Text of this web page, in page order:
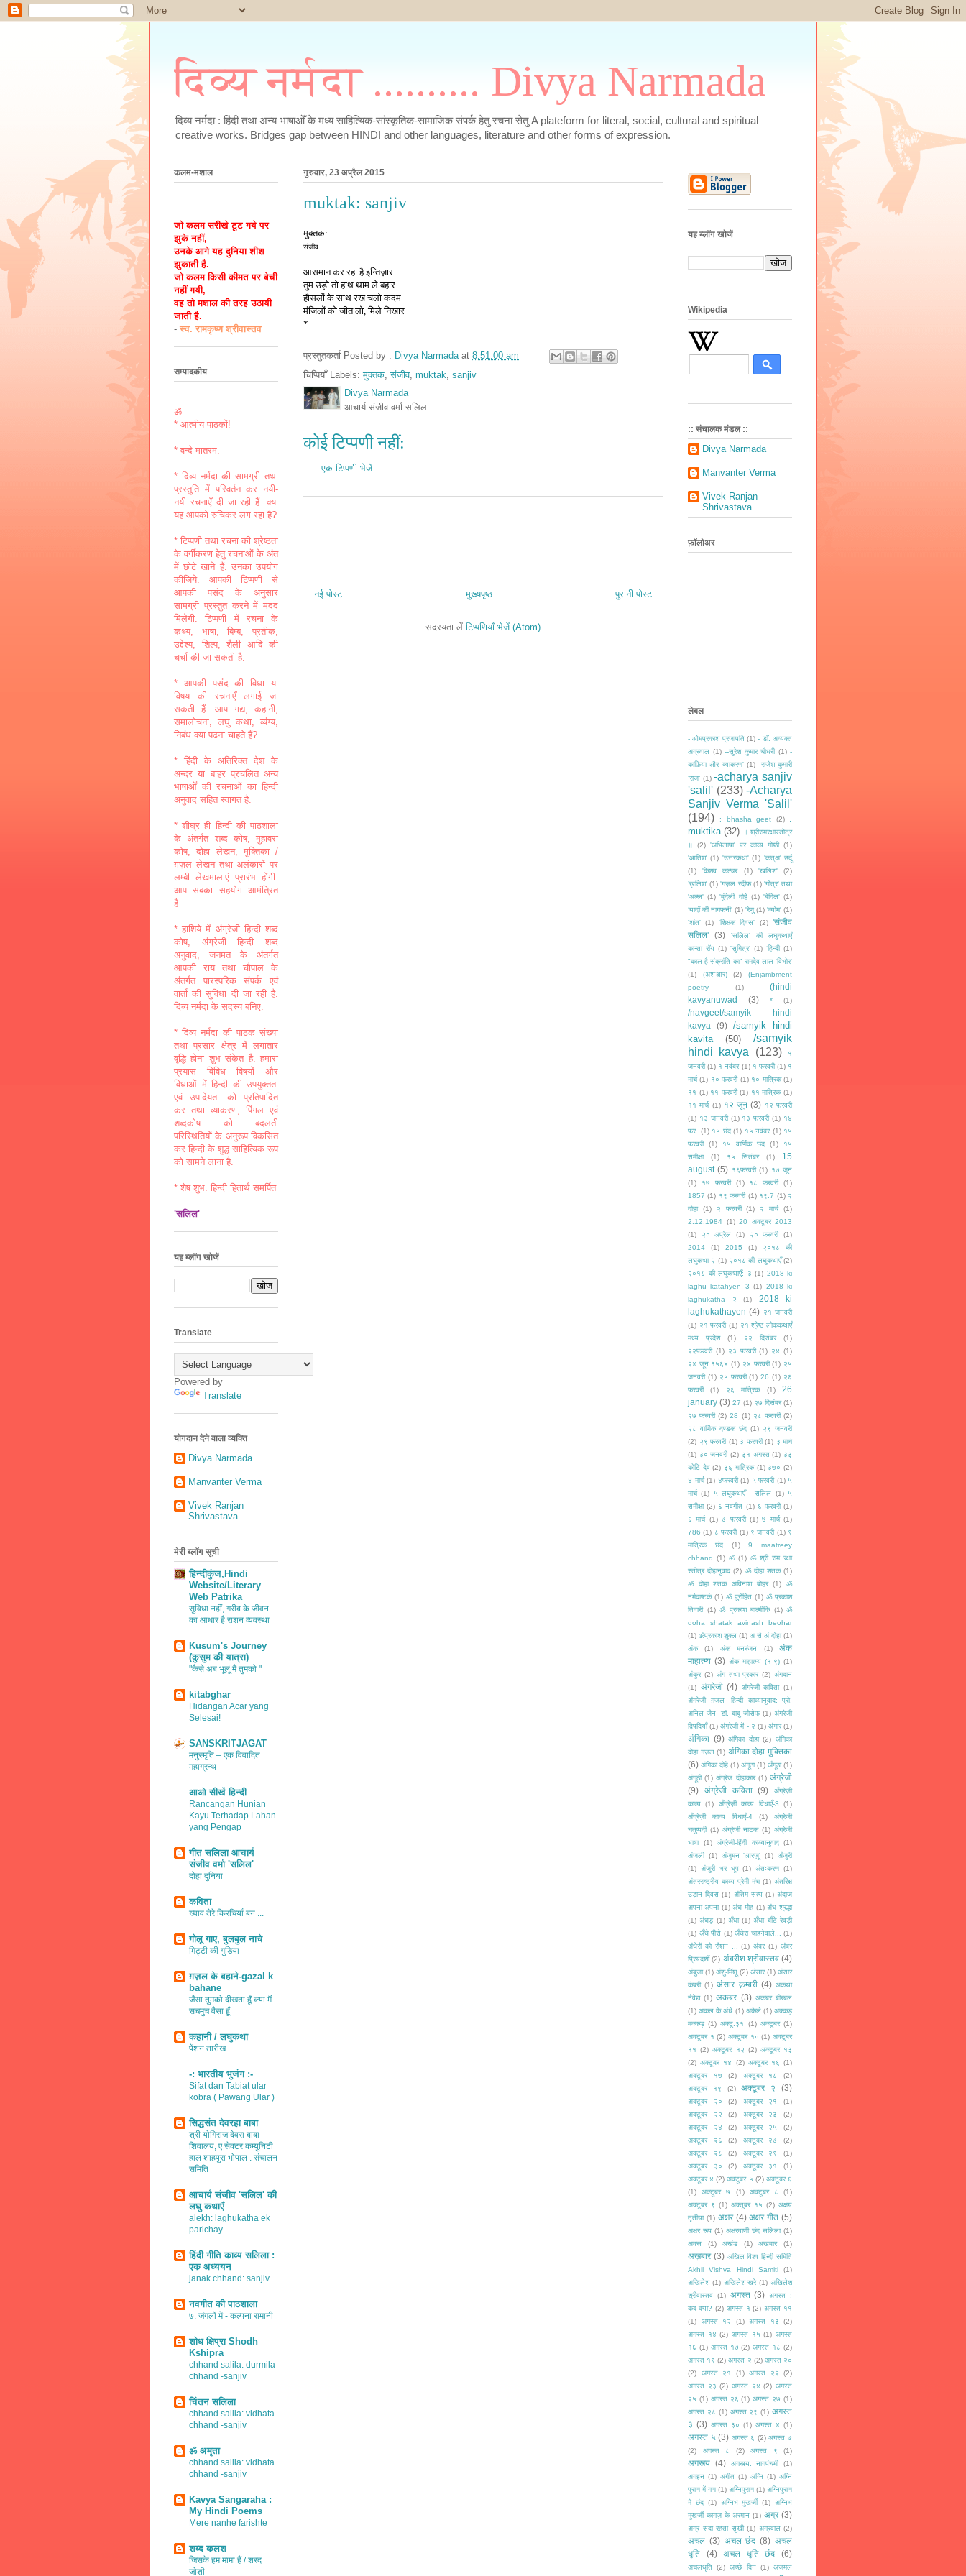
दिव्य नर्मदा .......... Divya Narmada
दिव्य नर्मदा : हिंदी तथा अन्य भाषाओँ के मध्य साहित्यिक-सांस्कृतिक-सामाजिक संपर्क हेतु रचना सेतु A plateform for literal, social, cultural and spiritual
creative works. Bridges gap between HINDI and other languages, literature and other forms of expression.
गुरुवार, 23 अप्रैल 2015
muktak: sanjiv
मुक्तक:
संजीव
आसमान कर रहा है इन्तिज़ार
तुम उड़ो तो हाथ थाम ले बहार
हौसलों के साथ रख चलो कदम
मंजिलों को जीत लो, मिले निखार
*
प्रस्तुतकर्ता Posted by : Divya Narmada at 8:51:00 am
चिप्पियाँ Labels:मुक्तक ,संजीव, muktak sanjiv
Divya Narmada
आचार्य संजीव वर्मा सलिल
कोई टिप्पणी नहीं:
एक टिप्पणी भेजें
नई पोस्ट पुरानी पोस्ट
मुख्यपृष्ठ
सदस्यता लेंटिप्पणियाँ भेजें (Atom)
कलम-मशाल
जो कलम सरीखे टूट गये पर
झुके नहीं,
उनके आगे यह दुनिया शीश
झुकाती है.
जो कलम किसी कीमत पर बेची
नहीं गयी,
वह तो मशाल की तरह उठायी
जाती है.
- स्व. रामकृष्ण श्रीवास्तव
सम्पादकीय
ॐ
* आत्मीय पाठकों!
* वन्दे मातरम.
* दिव्य नर्मदा की सामग्री तथा
प्रस्तुति में परिवर्तन कर नयी-
नयी रचनाएँ दी जा रही हैं. क्या
यह आपको रुचिकर लग रहा है?
* टिप्पणी तथा रचना की श्रेष्ठता
के वर्गीकरण हेतु रचनाओं के अंत
में छोटे खाने हैं. उनका उपयोग
कीजिये. आपकी टिप्पणी से
आपकी पसंद के अनुसार
सामग्री प्रस्तुत करने में मदद
मिलेगी. टिप्पणी में रचना के
कथ्य, भाषा, बिम्ब, प्रतीक,
उद्देश्य, शिल्प, शैली आदि की
चर्चा की जा सकती है.
* आपकी पसंद की विधा या
विषय की रचनाएँ लगाई जा
सकती हैं. आप गद्य, कहानी,
समालोचना, लघु कथा, व्यंग्य,
निबंध क्या पढना चाहते हैं?
* हिंदी के अतिरिक्त देश के
अन्दर या बाहर प्रचलित अन्य
भाषाओँ की रचनाओं का हिन्दी
अनुवाद सहित स्वागत है.
* शीघ्र ही हिन्दी की पाठशाला
के अंतर्गत शब्द कोष, मुहावरा
कोष, दोहा लेखन, मुक्तिका /
ग़ज़ल लेखन तथा अलंकारों पर
लम्बी लेखमालाएं प्रारंभ होंगी.
आप सबका सहयोग आमंत्रित
है.
* हाशिये में अंग्रेजी हिन्दी शब्द
कोष, अंग्रेजी हिन्दी शब्द
अनुवाद, जनमत के अंतर्गत
आपकी राय तथा चौपाल के
अंतर्गत पारस्परिक संपर्क एवं
वार्ता की सुविधा दी जा रही है.
दिव्य नर्मदा के सदस्य बनिए.
* दिव्य नर्मदा की पाठक संख्या
तथा प्रसार क्षेत्र में लगातार
वृद्धि होना शुभ संकेत है. हमारा
प्रयास विविध विषयों और
विधाओं में हिन्दी की उपयुक्तता
एवं उपादेयता को प्रतिपादित
कर तथा व्याकरण, पिंगल एवं
शब्दकोष को बदलती
परिस्थितियों के अनुरूप विकसित
कर हिन्दी के शुद्ध साहित्यिक रूप
को सामने लाना है.
* शेष शुभ. हिन्दी हितार्थ समर्पित
'सलिल'
यह ब्लॉग खोजें
Translate
Powered by
Translate
योगदान देने वाला व्यक्ति
Divya Narmada
Manvanter Verma
Vivek Ranjan
Shrivastava
मेरी ब्लॉग सूची
हिन्दीकुंज,Hindi
Website/Literary
Web Patrika
सुविधा नहीं, गरीब के जीवन
का आधार है राशन व्यवस्था
Kusum's Journey
(कुसुम की यात्रा)
"कैसे अब भूलूं मैं तुमको "
kitabghar
Hidangan Acar yang
Selesai!
SANSKRITJAGAT
मनुस्मृति – एक विवादित
महाग्रन्थ
आओ सीखें हिन्दी
Rancangan Hunian
Kayu Terhadap Lahan
yang Pengap
गीत सलिला आचार्य
संजीव वर्मा 'सलिल'
दोहा दुनिया
कविता
ख्वाव तेरे किरचियाँ बन ...
गोलू गाए, बुलबुल नाचे
मिट्टी की गुडिया
ग़ज़ल के बहाने-gazal k
bahane
जैसा तुमको दीखता हूँ क्या मैं
सचमुच वैसा हूँ
कहानी / लघुकथा
पेंशन तारीख
-: भारतीय भुजंग :-
Sifat dan Tabiat ular
kobra ( Pawang Ular )
सिद्धसंत देवरहा बाबा
श्री योगिराज देवरा बाबा
शिवालय, ए सेक्टर कम्युनिटी
हाल शाहपुरा भोपाल : संचालन
समिति
आचार्य संजीव 'सलिल' की
लघु कथाएँ
alekh: laghukatha ek
parichay
हिंदी गीति काव्य सलिला :
एक अध्ययन
janak chhand: sanjiv
नवगीत की पाठशाला
७. जंगलों में - कल्पना रामानी
शोध क्षिप्रा Shodh
Kshipra
chhand salila: durmila
chhand -sanjiv
चिंतन सलिला
chhand salila: vidhata
chhand -sanjiv
ॐ अमृता
chhand salila: vidhata
chhand -sanjiv
Kavya Sangaraha :
My Hindi Poems
Mere nanhe farishte
शब्द कलश
जिसके हम मामा हैं / शरद
जोशी
यह ब्लॉग खोजें
Wikipedia
:: संचालक मंडल ::
Divya Narmada
Manvanter Verma
Vivek Ranjan
Shrivastava
फ़ॉलोअर
लेबल
- ओमप्रकाश प्रजापति (1) - डॉ. अव्यक्त
अग्रवाल (1) --सुरेश कुमार चौधरी (1) -
काफ़िया और व्याकरण' (1) -राजेश कुमारी
‘राज‘ (1) -acharya sanjiv
'salil' (233) -Acharya
Sanjiv Verma 'Salil'
(194)
: bhasha geet (2)
muktika (32)
॥ श्रीरामरक्षास्तोत्र
॥
(2) 'अभिलाषा' पर काव्य गोष्ठी (1)
'आतिश' (1) 'उत्तरकथा' (1) 'कत्अ' उर्दू
(1)
'केशव कल्चर (1) 'खलिश'
(2)
’ख़लिश' (1) 'गज़ल रदीफ़ (1) 'गोत्र' तथा
'अल्ल' (1) 'बुंदेली दोहे (1) 'बेदिल' (1)
‘यादों की नागफनी’ (1) 'रेणु (1) 'व्योम' (1)
'शांत' (1) 'शिक्षक दिवस' (2) 'संजीव
सलिल'
(3)
'सलिल' की लघुकथाएँ
कान्ता रॉय (1) 'सुमित्र' (1) ‘हिन्दी (1)
"काल है संक्रांति का" रामदेव लाल 'विभोर'
(1)
(अश'आर) (2)
(Enjambment
poetry
(1)
(hindi
kavyanuwad
(3) * (1)
/navgeet/samyik hindi
kavya
(9)
/samyik hindi
kavita
(50)
/samyik
hindi kavya
(123)
१
जनवरी (1) १ नवंबर (1) १ फरवरी (1) १
मार्च (1) १० फरवरी (1) १० मात्रिक (1)
११ (1) ११ फरवरी (1) ११ मात्रिक (1)
११ मार्च (1) १२ जून (3) १२ फरवरी
(1) १३ जनवरी (1) १३ फरवरी (1) १४
फर. (1) १५ छंद (1) १५ नवंबर (1) १५
फरवरी
(1) १५ वार्णिक छंद (1)
१५
समीक्षा
(1) १५ सितंबर (1)
15
august (5) १६फरवरी (1) १७ जून
(1)
१७ फरवरी (1) १८ फरवरी
(1)
1857 (1) १९ फरवरी (1) १९.7 (1) २
दोहा
(1) २ फरवरी (1) २ मार्च
(1)
2.12.1984 (1) 20 अक्टूबर 2013
(1)
२० अप्रैल (1) २० फरवरी
(1)
2014
(1) 2015 (1)
२०१८ की
लघुकथा २ (1) २०१८ की लघुकथाएँ (2)
२०१८ की लघुकथाएँ: ३ (1) 2018 ki
laghu katahyen 3 (1) 2018 ki
laghukatha २
(1)
2018 ki
laghukathayen (4) २१ जनवरी
(1) २१ फरवरी (1) २१ श्रेष्ठ लोककथाएँ
मध्य प्रदेश
(1) २२ दिसंबर
(1)
२२फरवरी (1) २३ फरवरी (1) २४ (1)
२४ जून १५६४ (1) २४ फरवरी (1) २५
जनवरी (1) २५ फरवरी (1) 26 (1) २६
फरवरी
(1) २६ मात्रिक (1)
26
january (3) 27 (1) २७ दिसंबर (1)
२७ फरवरी (2) 28 (1) २८ फरवरी (2)
२८ वार्णिक दण्डक छंद (1) २९ जनवरी
(2) २९ फरवरी (1) ३ फरवरी (1) ३ मार्च
(1) ३० जनवरी (2) ३१ अगस्त (1) ३३
कोटि देव (2) ३६ मात्रिक (1) ३७० (2)
४ मार्च (1) ४फरवरी (1) ५ फरवरी (1) ५
मार्च (1) ५ लघुकथाएँ - सलिल (1) ५
समीक्षा (2) ६ नवगीत (1) ६ फरवरी (1)
६ मार्च (1) ७ फरवरी (1) ७ मार्च (1)
786 (1) ८ फरवरी (1) ९ जनवरी (1) ९
मात्रिक छंद
(1)
9 maatreey
chhand (1) ॐ (1) ॐ श्री राम रक्षा
स्तोत्र दोहानुवाद (2) ॐ दोहा शतक (1)
ॐ दोहा शतक अविनाश बोहर
(1)
ॐ
नर्मदाष्टकं (1) ॐ पुरोहित (1) ॐ प्रकाश
तिवारी (1) ॐ प्रकाश बाल्मीकि (1) ॐ
doha shatak avinash beohar
(1) ॐप्रकाश शुक्ल (1) अ से अं दोहा (1)
अंक
(1) अंक मनरंजन (1)
अंक
माहात्म्य (3) अंक माहात्म्य (१-९) (1)
अंकुर (2) अंग तथा प्रकार (2) अंगदान
(1) अंगरेजी (4) अंगरेजी कविता (1)
अंगरेजी ग़ज़ल- हिन्दी काव्यानुवाद: प्रो.
अनिल जैन -डॉ. बाबु जोसेफ (1) अंगरेजी
द्विपदियाँ (1) अंगरेजी में - २ (1) अंगार (1)
अंगिका (9) अंगिका दोहा (2) अंगिका
दोहा ग़ज़ल (1) अंगिका दोहा मुक्तिका
(6) अंगिका दोहे (1) अंगूठा (1) अँगूठा (1)
अंगूठी (1) अंग्रेज दोहाकार (1) अंग्रेजी
(9)
अंग्रेजी कविता (9)
अँग्रेज़ी
काव्य (1) अँग्रेज़ी काव्य विधाएँ-3
(1)
अँग्रेज़ी काव्य विधाएँ-4
(1)
अंग्रेजी
चतुष्पदी (1) अंग्रेजी नाटक (1) अंग्रेजी
भाषा
(1) अंग्रेजी-हिंदी काव्यानुवाद (1)
अंजली (1) अंजुमन 'आरज़ू' (1) अँजुरी
(1) अंजुरी भर धूप (1) अंतःकरण (1)
अंतरराष्ट्रीय काव्य प्रेमी मंच (1) अंतरिक्ष
उड़ान दिवस (1) अंतिम सत्य (1) अंदाज
अपना-अपना (1) अंध मोह (1) अंध श्रद्धा
(1) अंधड़ (1) अँधा (1) अँधा बाँटे रेवड़ी
(1) अँधे पीसे (1) अँधेरा चाहनेवाले...
(1)
अंधेरों को रौशन ...
(1) अंबर (1) अंबर
प्रियदर्शी (2) अंबरीश श्रीवास्तव (4)
अंबुजा (1) अंशु-मिंशू (2) अंसार (1) अंसार
कंबरी (1) अंसार क़म्बरी (4) अकथा
नैवेद्य (1) अकबर (3) अकबर बीरबल
(1) अकल के अंधे (1) अकेले (1) अक्कड़
मक्कड़ (1) अक्टू.३१ (1) अक्टूबर (1)
अक्टूबर १ (2) अक्टूबर १० (1) अक्टूबर
११ (2) अक्टूबर १२ (2) अक्टूबर १३
(2) अक्टूबर १४ (2) अक्टूबर १६ (1)
अक्टूबर १७
(2) अक्टूबर १८
(2)
अक्टूबर १९
(2) अक्टूबर २ (3)
अक्टूबर २० (2) अक्टूबर २१
(1)
अक्टूबर २२
(2) अक्टूबर २३
(2)
अक्टूबर २४
(2) अक्टूबर २५
(2)
अक्टूबर २६
(2) अक्टूबर २७
(2)
अक्टूबर २८
(2) अक्टूबर २९
(1)
अक्टूबर ३०
(2) अक्टूबर ३१
(1)
अक्टूबर ४ (2) अक्टूबर ५ (2) अक्टूबर ६
(1)
अक्टूबर ७ (1) अक्टूबर ८
(1)
अक्टूबर ९ (1) अक्तूबर १५ (2) अक्षय
तृतीया (1) अक्षर (4) अक्षर गीत (5)
अक्षर रूप (1) अक्षरवाणी छंद सलिला (1)
अक्स
(1) अखंड (1) अखबार (1)
अख़बार (3) अखिल विश्व हिन्दी समिति
Akhil Vishva Hindi Samiti
(1)
अखिलेश (1) अखिलेश खरे (1) अखिलेश
श्रीवास्तव (1) अगस्त (3) अगस्त :
कब-क्या? (2) अगस्त १ (2) अगस्त ११
(1)
अगस्त १२ (1) अगस्त १३
(2)
अगस्त १४ (2) अगस्त १५ (1) अगस्त
१६ (1) अगस्त १७ (2) अगस्त १८ (2)
अगस्त १९ (2) अगस्त २ (2) अगस्त २०
(2)
अगस्त २१ (1) अगस्त २२
(2)
अगस्त २३ (2) अगस्त २४ (2) अगस्त
२५ (1) अगस्त २६ (1) अगस्त २७ (1)
अगस्त २८ (1) अगस्त २९ (1) अगस्त
३ (3) अगस्त ३० (1) अगस्त ४ (1)
अगस्त ५ (3) अगस्त ६ (2) अगस्त ७
(2)
अगस्त ८ (2) अगस्त ९ (1)
अगस्त्य (4) अगस्त्य. नागपंचमी
(1)
अगहन (1) अगीत (1) अग्नि (1) अग्नि
पुराण में गण (1) अग्निपुराण (1) अग्निपुराण
में छंद (1) अग्निभ मुखर्जी (1) अग्निभ
मुखर्जी कागज़ के अरमान (1) अग्र (3)
अग्र सदा रहता सुखी (1) अग्रवाल (2)
अचल (3) अचल छंद (8) अचल
धृति
(4) अचल धृति छंद (6)
अचलधृति (2) अच्छे दिन (1) अजमल